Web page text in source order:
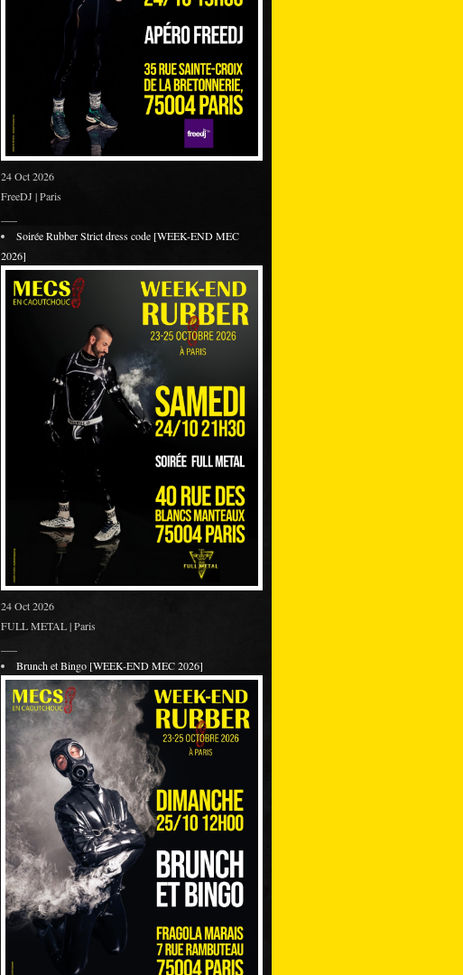
24 Oct 2026
FreeDJ | Paris
Soirée Rubber Strict dress code [WEEK-END MEC
2026]
24 Oct 2026
FULL METAL | Paris
Brunch et Bingo [WEEK-END MEC 2026]